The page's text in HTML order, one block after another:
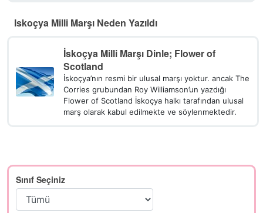
Iskoçya Milli Marşı Neden Yazıldı
İskoçya Milli Marşı Dinle; Flower of
Scotland
İskoçya’nın resmi bir ulusal marşı yoktur. ancak The
Corries grubundan Roy Williamson’un yazdığı
Flower of Scotland İskoçya halkı tarafından ulusal
marş olarak kabul edilmekte ve söylenmektedir.
Sınıf Seçiniz